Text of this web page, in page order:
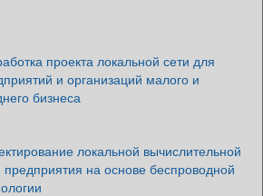
проекта локальной сети для
и организаций малого и
бизнеса
локальной вычислительной
предприятия на основе беспроводной